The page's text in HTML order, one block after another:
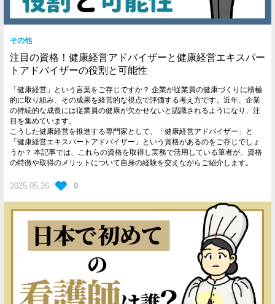
その他
注目の資格！健康経営アドバイザーと健康経営エキスパー
トアドバイザーの役割と可能性
「健康経営」という言葉をご存じですか？ 企業が従業員の健康づくりに積極
的に取り組み、その成果を経営的な視点で評価する考え方です。近年、企業
の持続的な成長には従業員の健康が欠かせないと認識されるようになり、注
目を集めています。
こうした健康経営を推進する専門家として、「健康経営アドバイザー」と
「健康経営エキスパートアドバイザー」という資格があるのをご存じでしょ
うか？ 本記事では、これらの資格を取得し実務で活用している筆者が、資格
の特徴や取得のメリットについて自身の経験を交えながらご紹介します。
2025.05.26 0